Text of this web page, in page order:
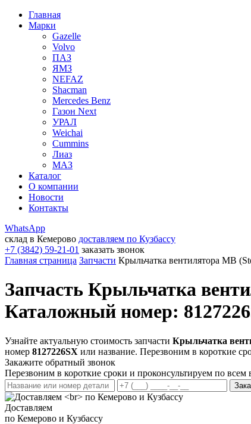
Главная
Марки
Gazelle
Volvo
ПАЗ
ЯМЗ
NEFAZ
Shacman
Mercedes Benz
Газон Next
УРАЛ
Weichai
Cummins
Лиаз
МАЗ
Каталог
О компании
Новости
Контакты
WhatsApp
склад в Кемерово доставляем по Кузбассу
+7 (3842) 59-21-01 заказать звонок
Главная страница Запчасти Крыльчатка вентилятора MB
Запчасть Крыльчатка
Каталожный номер:
Узнайте актуальную стоимость запчасти Крыльчатка
номер 8127226SX или название. Перезвоним в короткие
Закажите обратный звонок
Перезвоним в короткие сроки и проконсультируем по всем
Доставляем
по Кемерово и Кузбассу